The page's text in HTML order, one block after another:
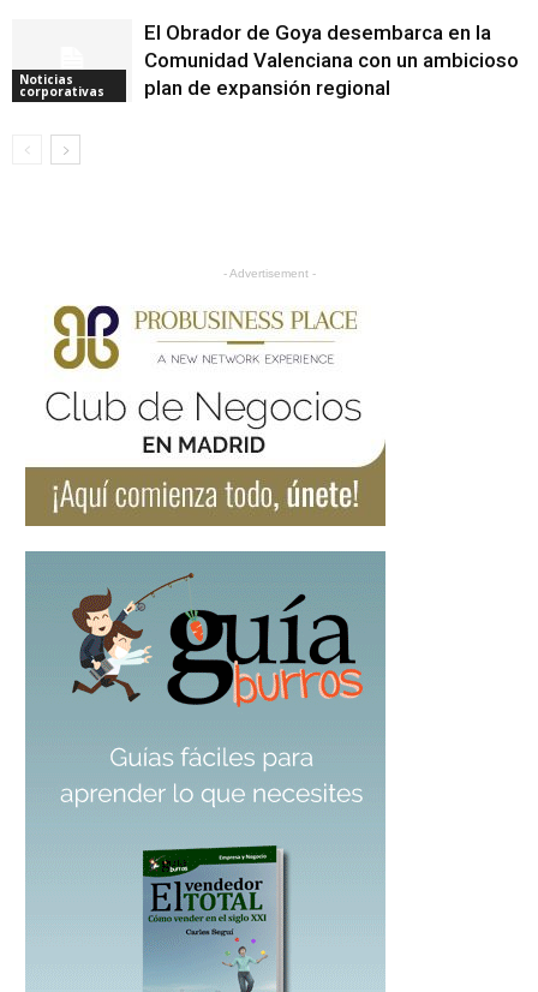
Noticias
corporativas
El Obrador de Goya desembarca en la
Comunidad Valenciana con un ambicioso
plan de expansión regional
- Advertisement -